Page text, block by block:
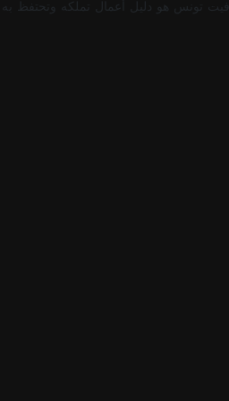
تونس هو دليل أعمال تملكه وتحتفظ به